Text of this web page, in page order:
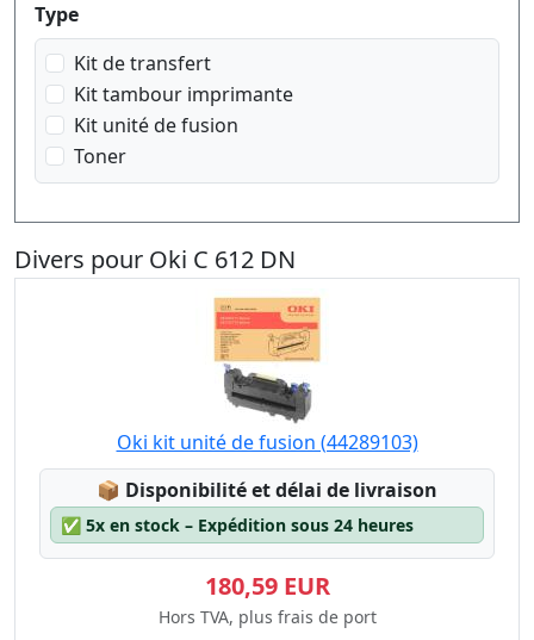
jaune
Type
Kit de transfert
Kit tambour imprimante
Kit unité de fusion
Toner
Divers pour Oki C 612 DN
Oki kit unité de fusion (44289103)
📦 Lagerstatus:
Disponibilité et délai de livraison
✅ 5x en stock – Expédition sous 24 heures
180,59 EUR
Hors TVA, plus frais de port